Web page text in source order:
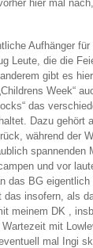
hier mal
Aufhänger
Leute, die die
gibt es
Week“
das
Dazu gehört
während der
spannenden
und vor
das BG eigentlich
das insofern, als
meinem DK ,
mit
mal Ingi